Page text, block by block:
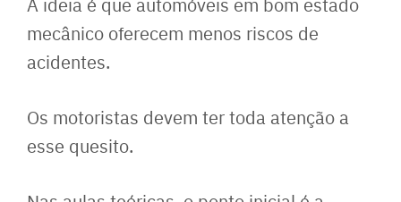
mecânico oferecem menos riscos de
acidentes.
Os motoristas devem ter toda atenção a
esse quesito.